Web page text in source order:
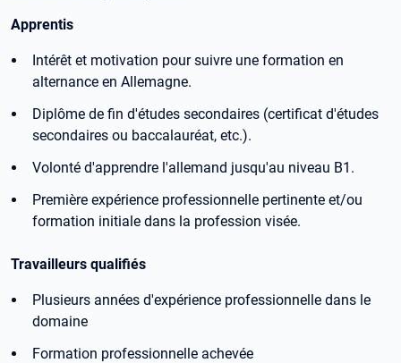
Apprentis
Intérêt et motivation pour suivre une formation en
alternance en Allemagne.
Diplôme de fin d'études secondaires (certificat d'études
secondaires ou baccalauréat, etc.).
Volonté d'apprendre l'allemand jusqu'au niveau B1.
Première expérience professionnelle pertinente et/ou
formation initiale dans la profession visée.
Travailleurs qualifiés
Plusieurs années d'expérience professionnelle dans le
domaine
Formation professionnelle achevée